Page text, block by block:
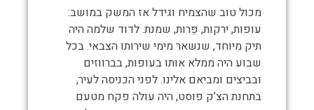
מכול טוב שהצמיח וגידל אז המשק במושב:
עופות, ירקות, פֵּרות, שמנת. לדוד שלמה היה
תיק מיוחד, שנשאר מימי שירותו הצבאי. בכל
שבוע היה ממלא אותו בעופות, בברווזים
ובביצים ומביאם אלינו. לפני הכניסה לעיר,
בתחנת הצ’ק פוסט, היה עולה פקח מטעם